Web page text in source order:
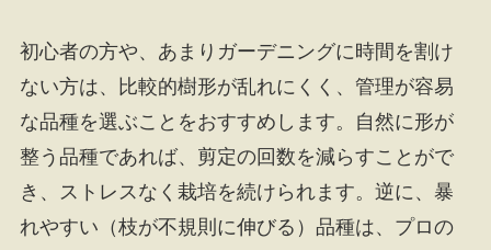
初心者の方や、あまりガーデニングに時間を割け
ない方は、比較的樹形が乱れにくく、管理が容易
な品種を選ぶことをおすすめします。自然に形が
整う品種であれば、剪定の回数を減らすことがで
き、ストレスなく栽培を続けられます。逆に、暴
れやすい（枝が不規則に伸びる）品種は、プロの